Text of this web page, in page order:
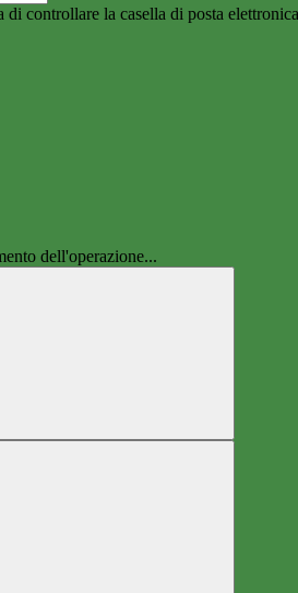
di controllare la casella di posta
dell'operazione...